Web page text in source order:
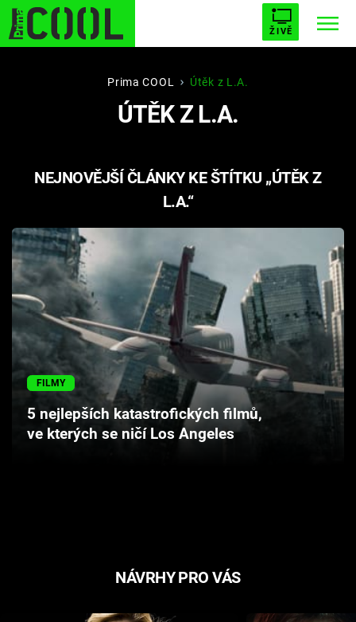
ŽIVĚ
STARHOUSE BUFFY, PŘEMOŽITELKA UPÍRŮ
PLNEJ KOTEL AVENGERS 5
Filmy
Seriály
Hry
Cool Esport
Pořady
Prima COOL Útěk z L.A.
ÚTĚK Z L.A.
NEJNOVĚJŠÍ ČLÁNKY KE ŠTÍTKU „ÚTĚK Z
L.A.“
FILMY
5 nejlepších katastrofických filmů,
ve kterých se ničí Los Angeles
NÁVRHY PRO VÁS